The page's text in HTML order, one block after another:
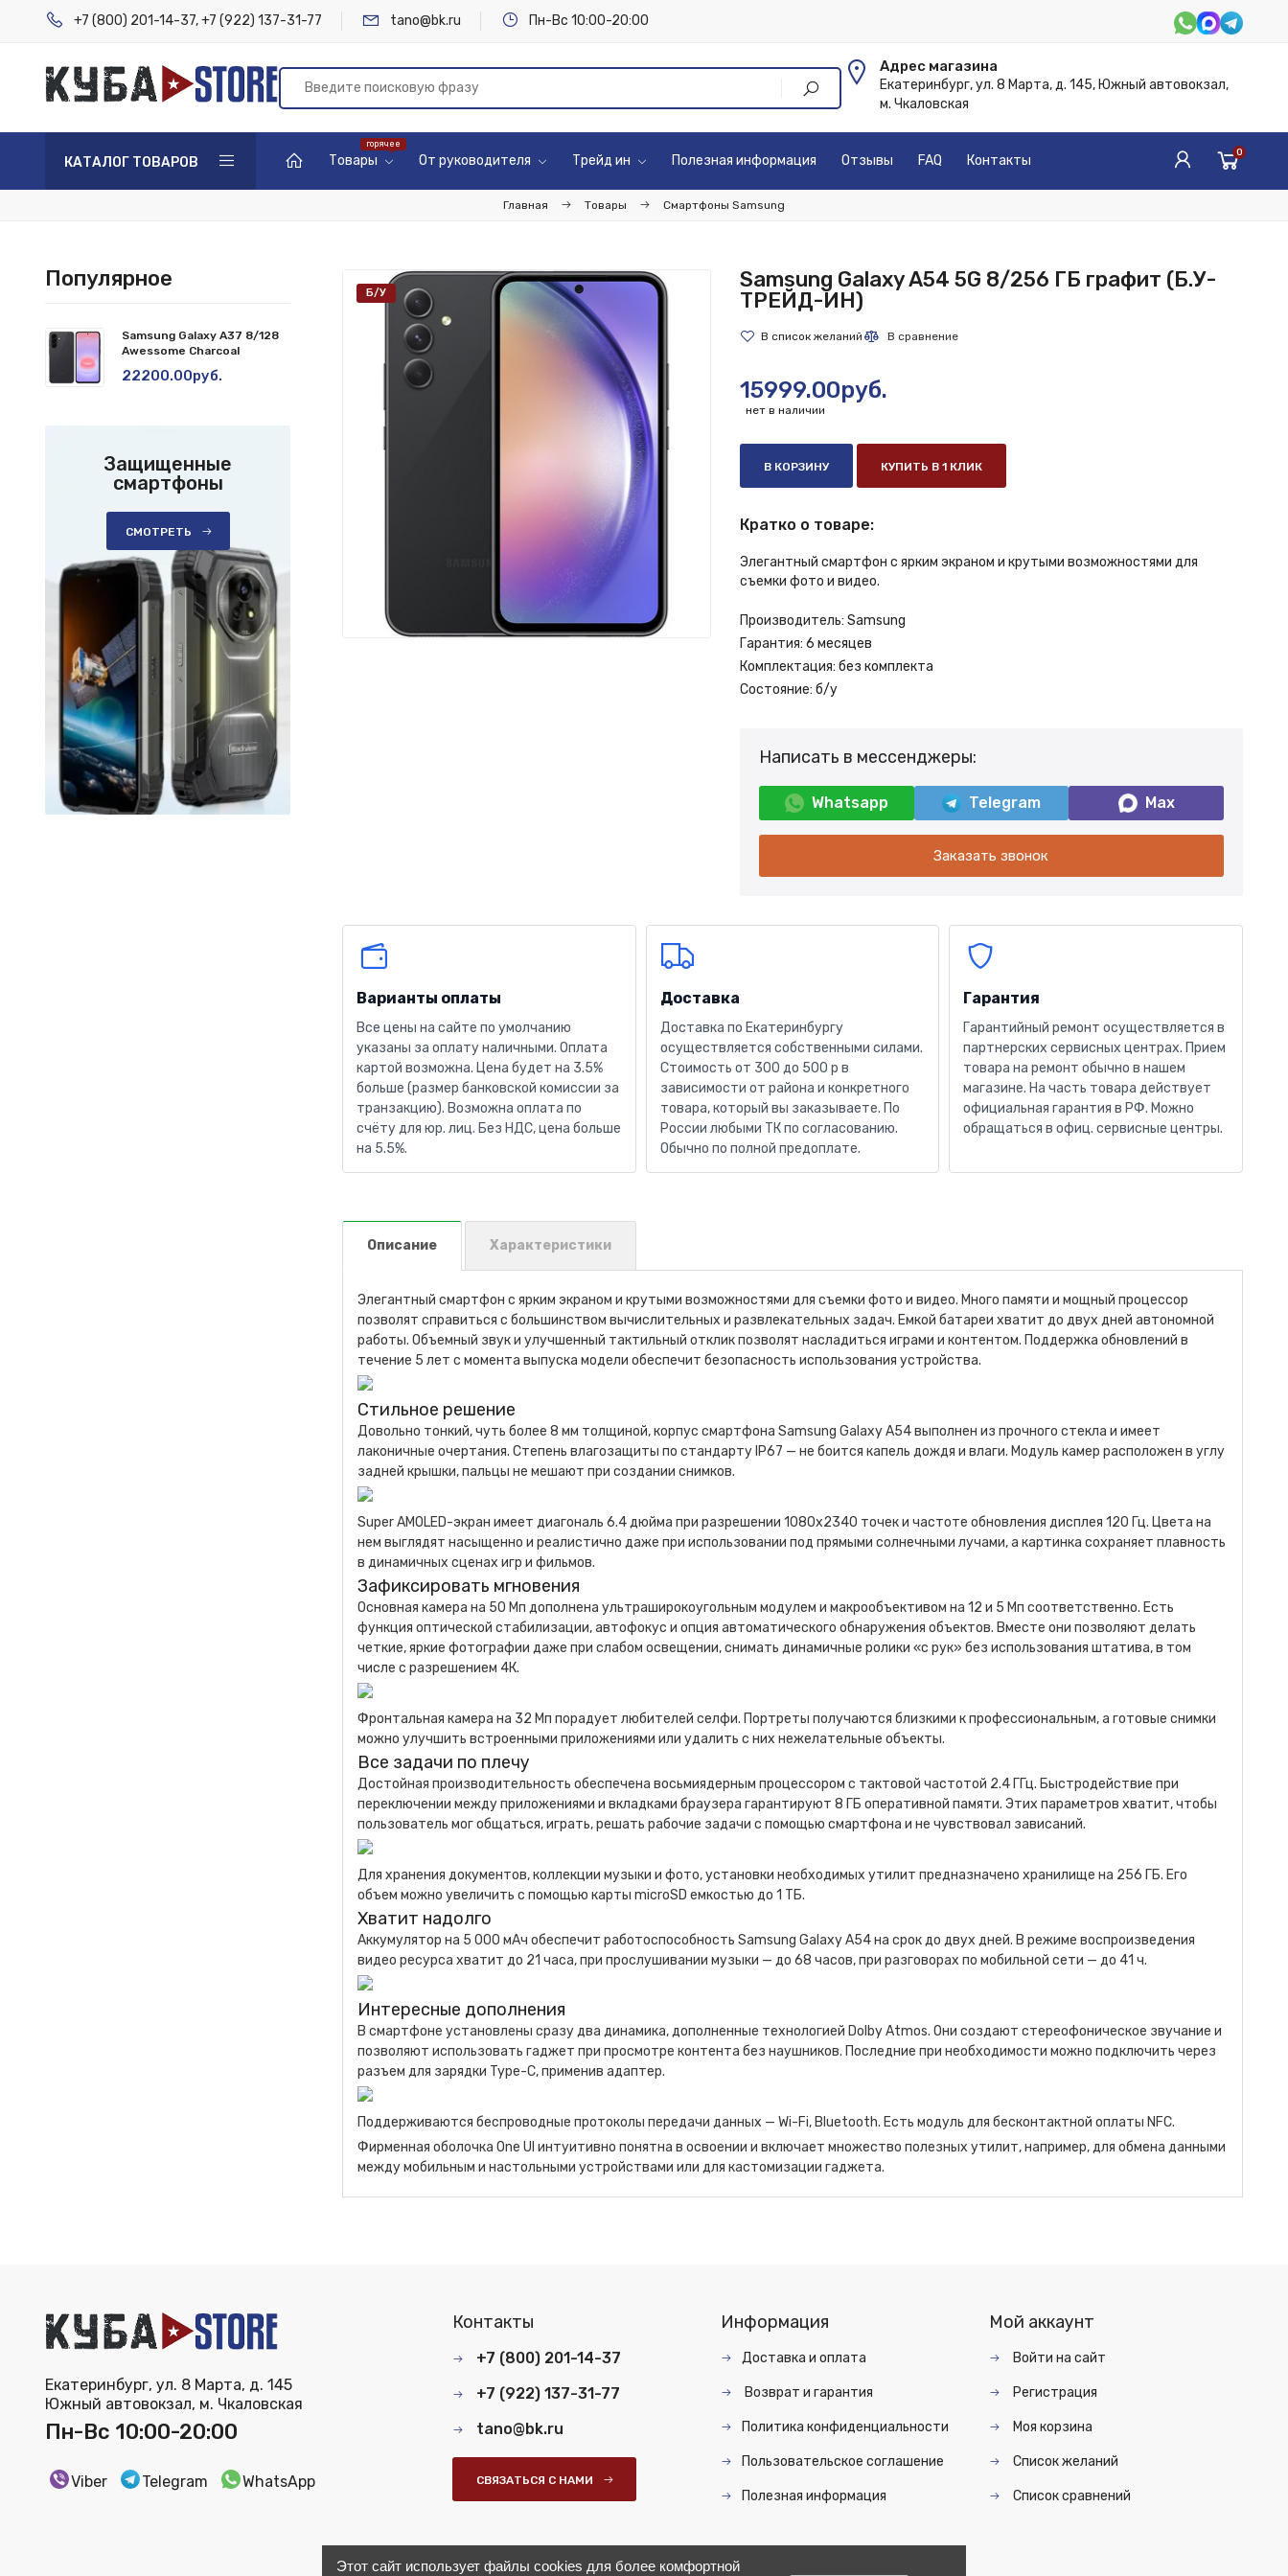
+7 (800) 201-14-37,+7 (922) 137-31-77 tano@bk.ru Пн-Вс 10:00-20:00
Адрес магазина
Екатеринбург, ул. 8 Марта, д. 145, Южный автовокзал,
м. Чкаловская
КАТАЛОГ ТОВАРОВ Товары От руководителя Трейд ин Полезная информация Отзывы FAQ Контакты 0
Главная Товары Смартфоны Samsung
Б/У
Samsung Galaxy A54 5G 8/256 ГБ графит (Б.У-
ТРЕЙД-ИН)
15999.00руб.
нет в наличии
В КОРЗИНУ КУПИТЬ В 1 КЛИК
Кратко о товаре:
Элегантный смартфон с ярким экраном и крутыми возможностями для
съемки фото и видео.
Производитель: Samsung
Гарантия: 6 месяцев
Комплектация: без комплекта
Состояние: б/у
Написать в мессенджеры:
Whatsapp Telegram Max
Заказать звонок
Варианты оплаты
Все цены на сайте по умолчанию
указаны за оплату наличными. Оплата
картой возможна. Цена будет на 3.5%
больше (размер банковской комиссии за
транзакцию). Возможна оплата по
счёту для юр. лиц. Без НДС, цена больше
на 5.5%.
Доставка
Доставка по Екатеринбургу
осуществляется собственными силами.
Стоимость от 300 до 500 р в
зависимости от района и конкретного
товара, который вы заказываете. По
России любыми ТК по согласованию.
Обычно по полной предоплате.
Гарантия
Гарантийный ремонт осуществляется в
партнерских сервисных центрах. Прием
товара на ремонт обычно в нашем
магазине. На часть товара действует
официальная гарантия в РФ. Можно
обращаться в офиц. сервисные центры.
Описание Характеристики
Элегантный смартфон с ярким экраном и крутыми возможностями для съемки фото и видео. Много памяти и мощный процессор
позволят справиться с большинством вычислительных и развлекательных задач. Емкой батареи хватит до двух дней автономной
работы. Объемный звук и улучшенный тактильный отклик позволят насладиться играми и контентом. Поддержка обновлений в
течение 5 лет с момента выпуска модели обеспечит безопасность использования устройства.
Стильное решение
Довольно тонкий, чуть более 8 мм толщиной, корпус смартфона Samsung Galaxy A54 выполнен из прочного стекла и имеет
лаконичные очертания. Степень влагозащиты по стандарту IP67 — не боится капель дождя и влаги. Модуль камер расположен в углу
задней крышки, пальцы не мешают при создании снимков.
Super AMOLED-экран имеет диагональ 6.4 дюйма при разрешении 1080x2340 точек и частоте обновления дисплея 120 Гц. Цвета на
нем выглядят насыщенно и реалистично даже при использовании под прямыми солнечными лучами, а картинка сохраняет плавность
в динамичных сценах игр и фильмов.
Зафиксировать мгновения
Основная камера на 50 Мп дополнена ультраширокоугольным модулем и макрообъективом на 12 и 5 Мп соответственно. Есть
функция оптической стабилизации, автофокус и опция автоматического обнаружения объектов. Вместе они позволяют делать
четкие, яркие фотографии даже при слабом освещении, снимать динамичные ролики «с рук» без использования штатива, в том
числе с разрешением 4К.
Фронтальная камера на 32 Мп порадует любителей селфи. Портреты получаются близкими к профессиональным, а готовые снимки
можно улучшить встроенными приложениями или удалить с них нежелательные объекты.
Все задачи по плечу
Достойная производительность обеспечена восьмиядерным процессором с тактовой частотой 2.4 ГГц. Быстродействие при
переключении между приложениями и вкладками браузера гарантируют 8 ГБ оперативной памяти. Этих параметров хватит, чтобы
пользователь мог общаться, играть, решать рабочие задачи с помощью смартфона и не чувствовал зависаний.
Для хранения документов, коллекции музыки и фото, установки необходимых утилит предназначено хранилище на 256 ГБ. Его
объем можно увеличить с помощью карты microSD емкостью до 1 ТБ.
Хватит надолго
Аккумулятор на 5 000 мАч обеспечит работоспособность Samsung Galaxy A54 на срок до двух дней. В режиме воспроизведения
видео ресурса хватит до 21 часа, при прослушивании музыки — до 68 часов, при разговорах по мобильной сети — до 41 ч.
Интересные дополнения
В смартфоне установлены сразу два динамика, дополненные технологией Dolby Atmos. Они создают стереофоническое звучание и
позволяют использовать гаджет при просмотре контента без наушников. Последние при необходимости можно подключить через
разъем для зарядки Type-C, применив адаптер.
Поддерживаются беспроводные протоколы передачи данных — Wi-Fi, Bluetooth. Есть модуль для бесконтактной оплаты NFC.
Фирменная оболочка One UI интуитивно понятна в освоении и включает множество полезных утилит, например, для обмена данными
между мобильным и настольными устройствами или для кастомизации гаджета.
Популярное
Samsung Galaxy A37 8/128
Awessome Charcoal
22200.00руб.
Защищенные
смартфоны
СМОТРЕТЬ
Екатеринбург, ул. 8 Марта, д. 145
Южный автовокзал, м. Чкаловская
Пн-Вс 10:00-20:00
Viber Telegram WhatsApp
Контакты
+7 (800) 201-14-37
+7 (922) 137-31-77
tano@bk.ru
СВЯЗАТЬСЯ С НАМИ
Информация
Доставка и оплата
Возврат и гарантия
Политика конфиденциальности
Пользовательское соглашение
Полезная информация
Мой аккаунт
Войти на сайт
Регистрация
Моя корзина
Список желаний
Список сравнений
Этот сайт использует файлы cookies для более комфортной